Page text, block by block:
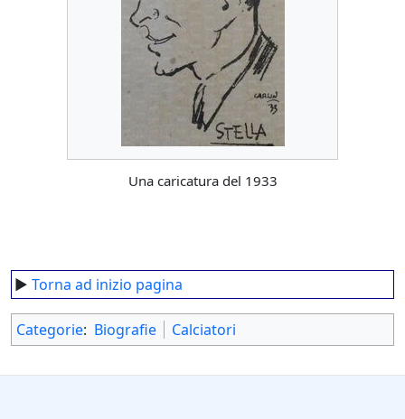
Una caricatura del 1933
► Torna ad inizio pagina
Categorie: Biografie Calciatori